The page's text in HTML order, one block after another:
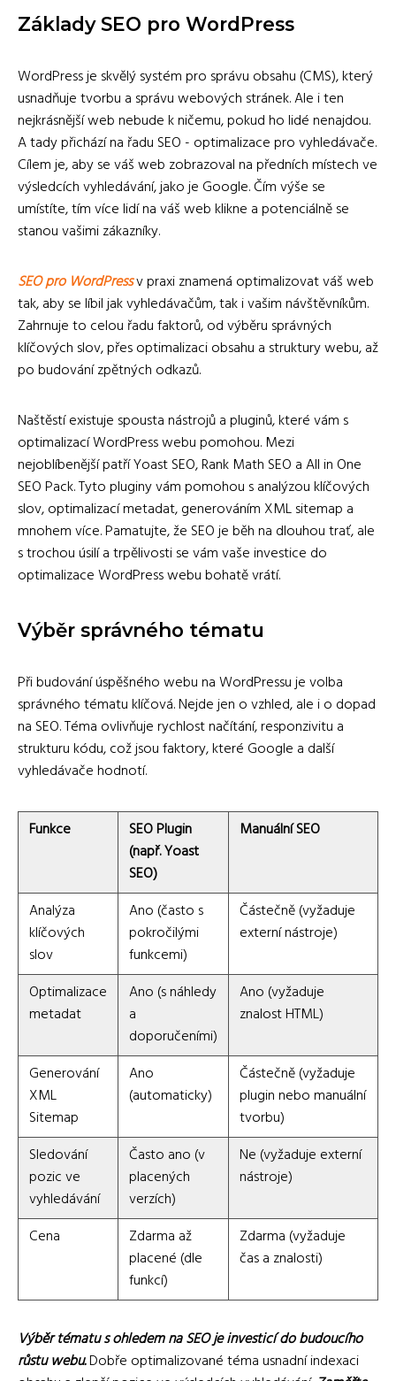
Základy SEO pro WordPress
WordPress je skvělý systém pro správu obsahu (CMS), který
usnadňuje tvorbu a správu webových stránek. Ale i ten
nejkrásnější web nebude k ničemu, pokud ho lidé nenajdou.
A tady přichází na řadu SEO - optimalizace pro vyhledávače.
Cílem je, aby se váš web zobrazoval na předních místech ve
výsledcích vyhledávání, jako je Google. Čím výše se
umístíte, tím více lidí na váš web klikne a potenciálně se
stanou vašimi zákazníky.
SEO pro WordPressv praxi znamená optimalizovat váš web
tak, aby se líbil jak vyhledávačům, tak i vašim návštěvníkům.
Zahrnuje to celou řadu faktorů, od výběru správných
klíčových slov, přes optimalizaci obsahu a struktury webu, až
po budování zpětných odkazů.
Naštěstí existuje spousta nástrojů a pluginů, které vám s
optimalizací WordPress webu pomohou. Mezi
nejoblíbenější patří Yoast SEO, Rank Math SEO a All in One
SEO Pack. Tyto pluginy vám pomohou s analýzou klíčových
slov, optimalizací metadat, generováním XML sitemap a
mnohem více. Pamatujte, že SEO je běh na dlouhou trať, ale
s trochou úsilí a trpělivosti se vám vaše investice do
optimalizace WordPress webu bohatě vrátí.
Výběr správného tématu
Při budování úspěšného webu na WordPressu je volba
správného tématu klíčová. Nejde jen o vzhled, ale i o dopad
na SEO. Téma ovlivňuje rychlost načítání, responzivitu a
strukturu kódu, což jsou faktory, které Google a další
vyhledávače hodnotí.
Funkce
SEO Plugin
(např. Yoast
SEO)
Manuální SEO
Analýza
klíčových
slov
Ano (často s
pokročilými
funkcemi)
Částečně (vyžaduje
externí nástroje)
Optimalizace
metadat
Ano (s náhledy
a
doporučeními)
Ano (vyžaduje
znalost HTML)
Generování
XML
Sitemap
Ano
(automaticky)
Částečně (vyžaduje
plugin nebo manuální
tvorbu)
Sledování
pozic ve
vyhledávání
Často ano (v
placených
verzích)
Ne (vyžaduje externí
nástroje)
Cena
Zdarma až
placené (dle
funkcí)
Zdarma (vyžaduje
čas a znalosti)
Výběr tématu s ohledem na SEO je investicí do budoucího
růstu webu.Dobře optimalizované téma usnadní indexaci